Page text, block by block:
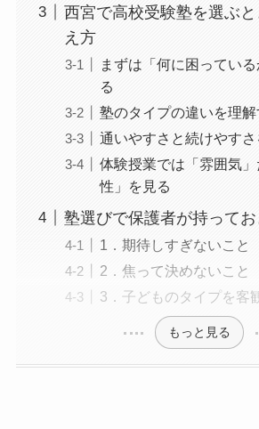
西宮で高校受験塾を選ぶ
え方
まずは「何に困ってい
る
塾のタイプの違いを理解
通いやすさと続けやす
体験授業では「雰囲気
性」を見る
塾選びで保護者が持って
1．期待しすぎないこと
2．焦って決めないこと
3．子どものタイプを客
もっと見る